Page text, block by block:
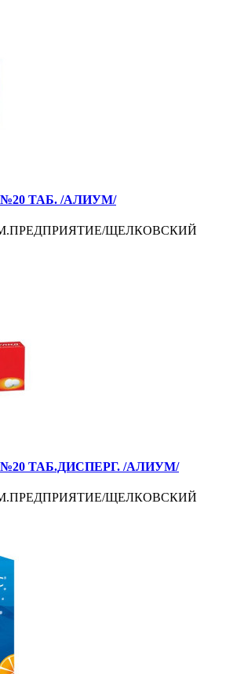
ТАБ. /АЛИУМ/
ЩЕЛКОВСКИЙ
ТАБ.ДИСПЕРГ. /АЛИУМ/
ЩЕЛКОВСКИЙ